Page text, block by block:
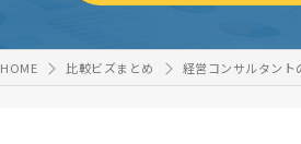
HOME 比較ビズまとめ 経営コンサルタント